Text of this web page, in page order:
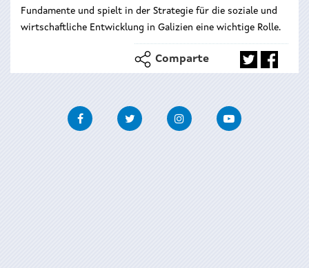
Fundamente und spielt in der Strategie für die soziale und
wirtschaftliche Entwicklung in Galizien eine wichtige Rolle.
Comparte
FacebookTwitter InstagramYoutube